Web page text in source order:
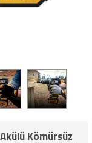
Kömürsüz